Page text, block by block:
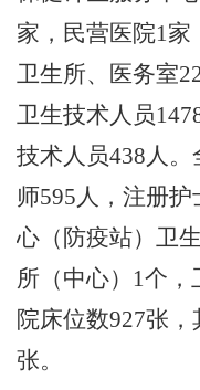
家，民营医院1 家
卫生所、医务室
卫生技术人员
技术人员438 人
师595 人，注册护
心（防疫站）卫
所（中心） 1个，
院床位数927张，
张。